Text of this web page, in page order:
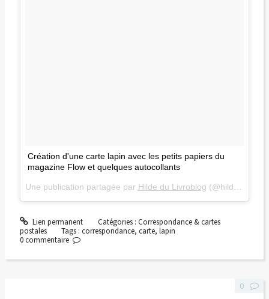
Création d'une carte lapin avec les petits papiers du
magazine Flow et quelques autocollants
Une publication partagée par Hilde du Livroblog (@hildelle) le
Lien permanent Catégories : Correspondance & cartes
postales
Tags :correspondance,carte,lapin
0 commentaire
0